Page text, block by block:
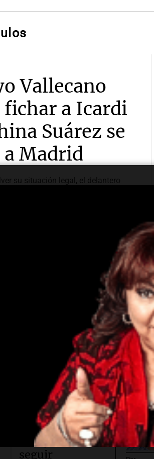
Vallecano
fichar a Icardi
Suárez se
Madrid
su situación legal, el delantero
en la mira del Rayo Vallecano.
la oferta y su búsqueda de vivienda en
actriz.
Conflicto en
Asia.Taiwán
ensaya cómo
seguir
Por
Por